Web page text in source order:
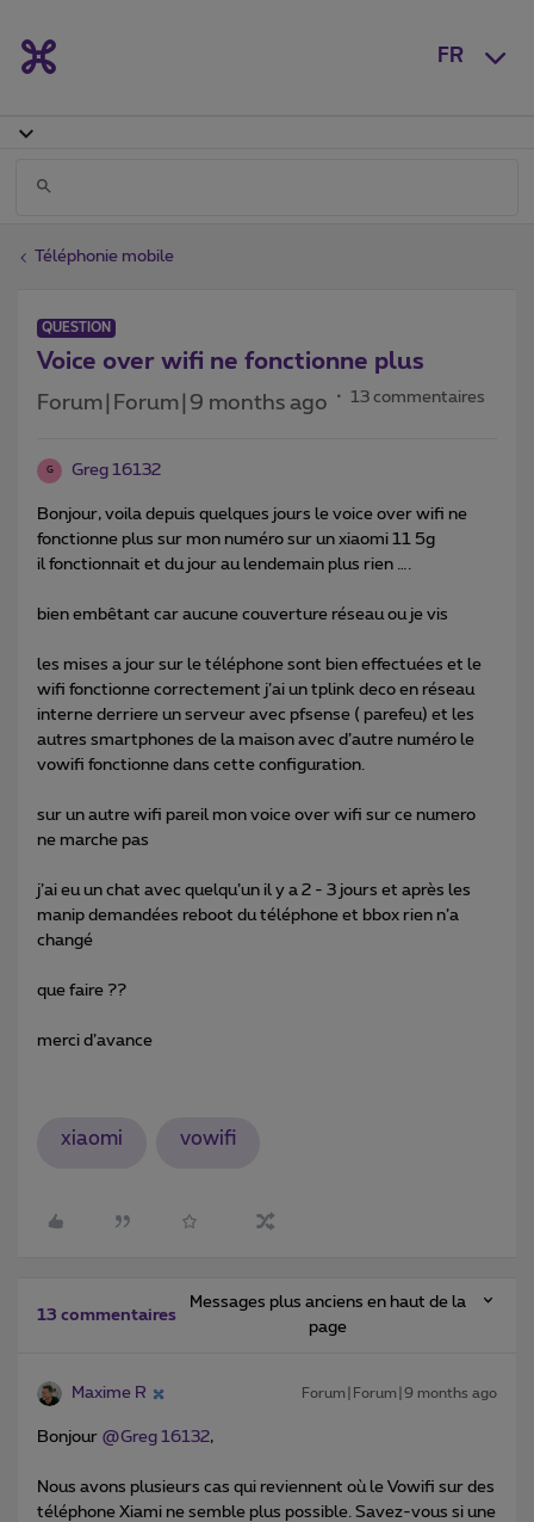
FR
Téléphonie mobile
QUESTION
Voice over wifi ne fonctionne plus
Forum|Forum|9 months ago 13 commentaires
G Greg 16132
Bonjour, voila depuis quelques jours le voice over wifi ne
fonctionne plus sur mon numéro sur un xiaomi 11 5g
il fonctionnait et du jour au lendemain plus rien ….
bien embêtant car aucune couverture réseau ou je vis
les mises a jour sur le téléphone sont bien effectuées et le
wifi fonctionne correctement j’ai un tplink deco en réseau
interne derriere un serveur avec pfsense ( parefeu) et les
autres smartphones de la maison avec d’autre numéro le
vowifi fonctionne dans cette configuration.
sur un autre wifi pareil mon voice over wifi sur ce numero
ne marche pas
j’ai eu un chat avec quelqu’un il y a 2 - 3 jours et après les
manip demandées reboot du téléphone et bbox rien n’a
changé
que faire ??
merci d’avance
xiaomi vowifi
13 commentaires
Messages plus anciens en haut de la
page
Maxime R Forum|Forum|9 months ago
Bonjour ​ @Greg 16132,
Nous avons plusieurs cas qui reviennent où le Vowifi sur des
téléphone Xiami ne semble plus possible. Savez-vous si une